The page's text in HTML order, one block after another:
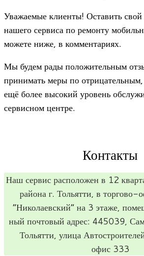
Ува­жа­е­мые кли­енты! Оста­вить свой
нашего сер­виса по ремонту
можете ниже, в комментариях.
Мы будем рады поло­жи­тель­ным
при­ни­мать меры по
ещё более высо­кий уро­вень
сер­вис­ном центре.
Контакты
Наш сер­вис рас­по­ло­жен в 12
рай­она г. Тольятти, в тор­гово-
“Нико­ла­ев­ский” на 3 этаже,
ный поч­то­вый адрес: 445039,
Тольятти, улица
офис 333